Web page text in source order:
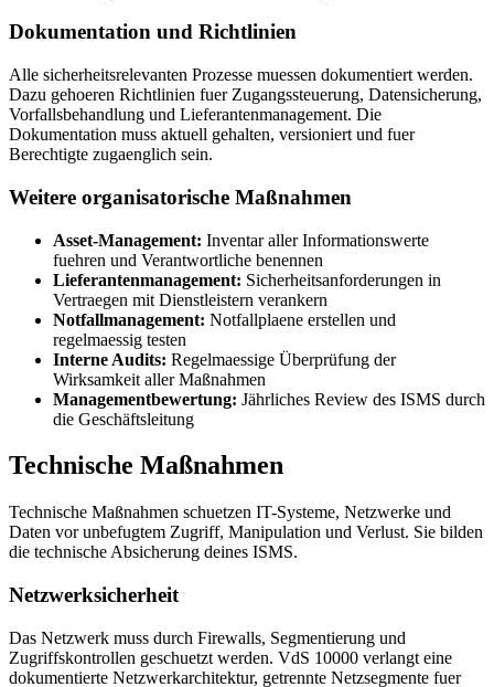
Dokumentation und Richtlinien
Alle sicherheitsrelevanten Prozesse muessen dokumentiert werden.
Dazu gehoeren Richtlinien fuer Zugangssteuerung, Datensicherung,
Vorfallsbehandlung und Lieferantenmanagement. Die
Dokumentation muss aktuell gehalten, versioniert und fuer
Berechtigte zugaenglich sein.
Weitere organisatorische Maßnahmen
Asset-Management: Inventar aller Informationswerte
fuehren und Verantwortliche benennen
Lieferantenmanagement: Sicherheitsanforderungen in
Vertraegen mit Dienstleistern verankern
Notfallmanagement: Notfallplaene erstellen und
regelmaessig testen
Interne Audits: Regelmaessige Überprüfung der
Wirksamkeit aller Maßnahmen
Managementbewertung: Jährliches Review des ISMS durch
die Geschäftsleitung
Technische Maßnahmen
Technische Maßnahmen schuetzen IT-Systeme, Netzwerke und
Daten vor unbefugtem Zugriff, Manipulation und Verlust. Sie bilden
die technische Absicherung deines ISMS.
Netzwerksicherheit
Das Netzwerk muss durch Firewalls, Segmentierung und
Zugriffskontrollen geschuetzt werden. VdS 10000 verlangt eine
dokumentierte Netzwerkarchitektur, getrennte Netzsegmente fuer